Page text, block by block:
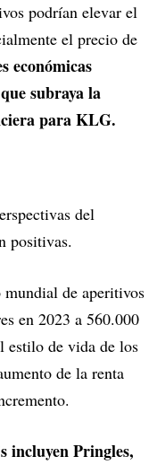
podrían elevar el
el precio de
económicas
subraya la
para KLG.
del
positivas.
mundial de aperitivos
en 2023 a 560.000
estilo de vida de los
de la renta
incluyen Pringles,